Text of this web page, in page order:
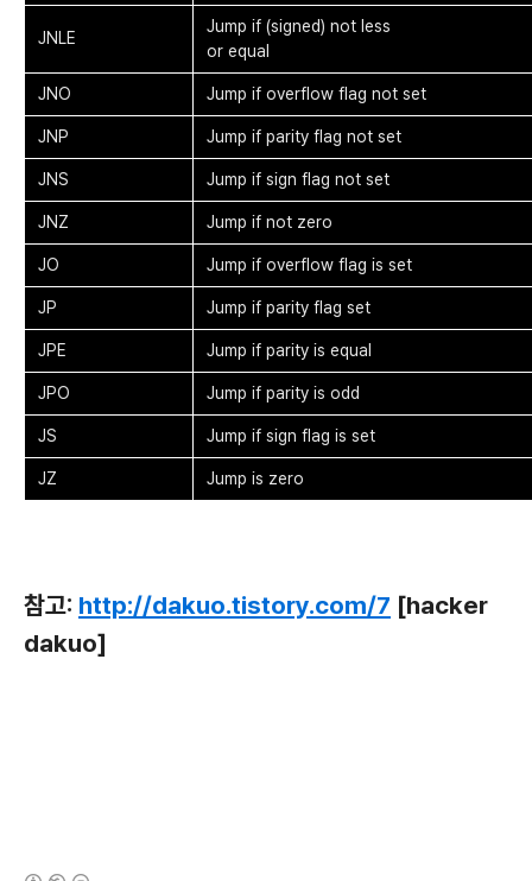
JNLE
Jump if (signed) not less
or equal
JNO Jump if overflow flag not set
JNP Jump if parity flag not set
JNS Jump if sign flag not set
JNZ Jump if not zero
JO Jump if overflow flag is set
JP Jump if parity flag set
JPE Jump if parity is equal
JPO Jump if parity is odd
JS Jump if sign flag is set
JZ Jump is zero
참고: http://dakuo.tistory.com/7 [hacker
dakuo]